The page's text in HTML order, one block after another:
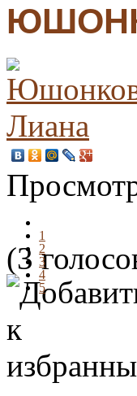
1
2
3
4
5
(3